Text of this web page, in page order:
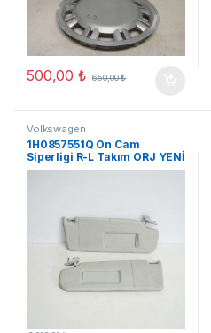
500,00₺ 650,00₺
Volkswagen
1H0857551Q Ön Cam
Siperligi R-L Takım ORJ YENİ